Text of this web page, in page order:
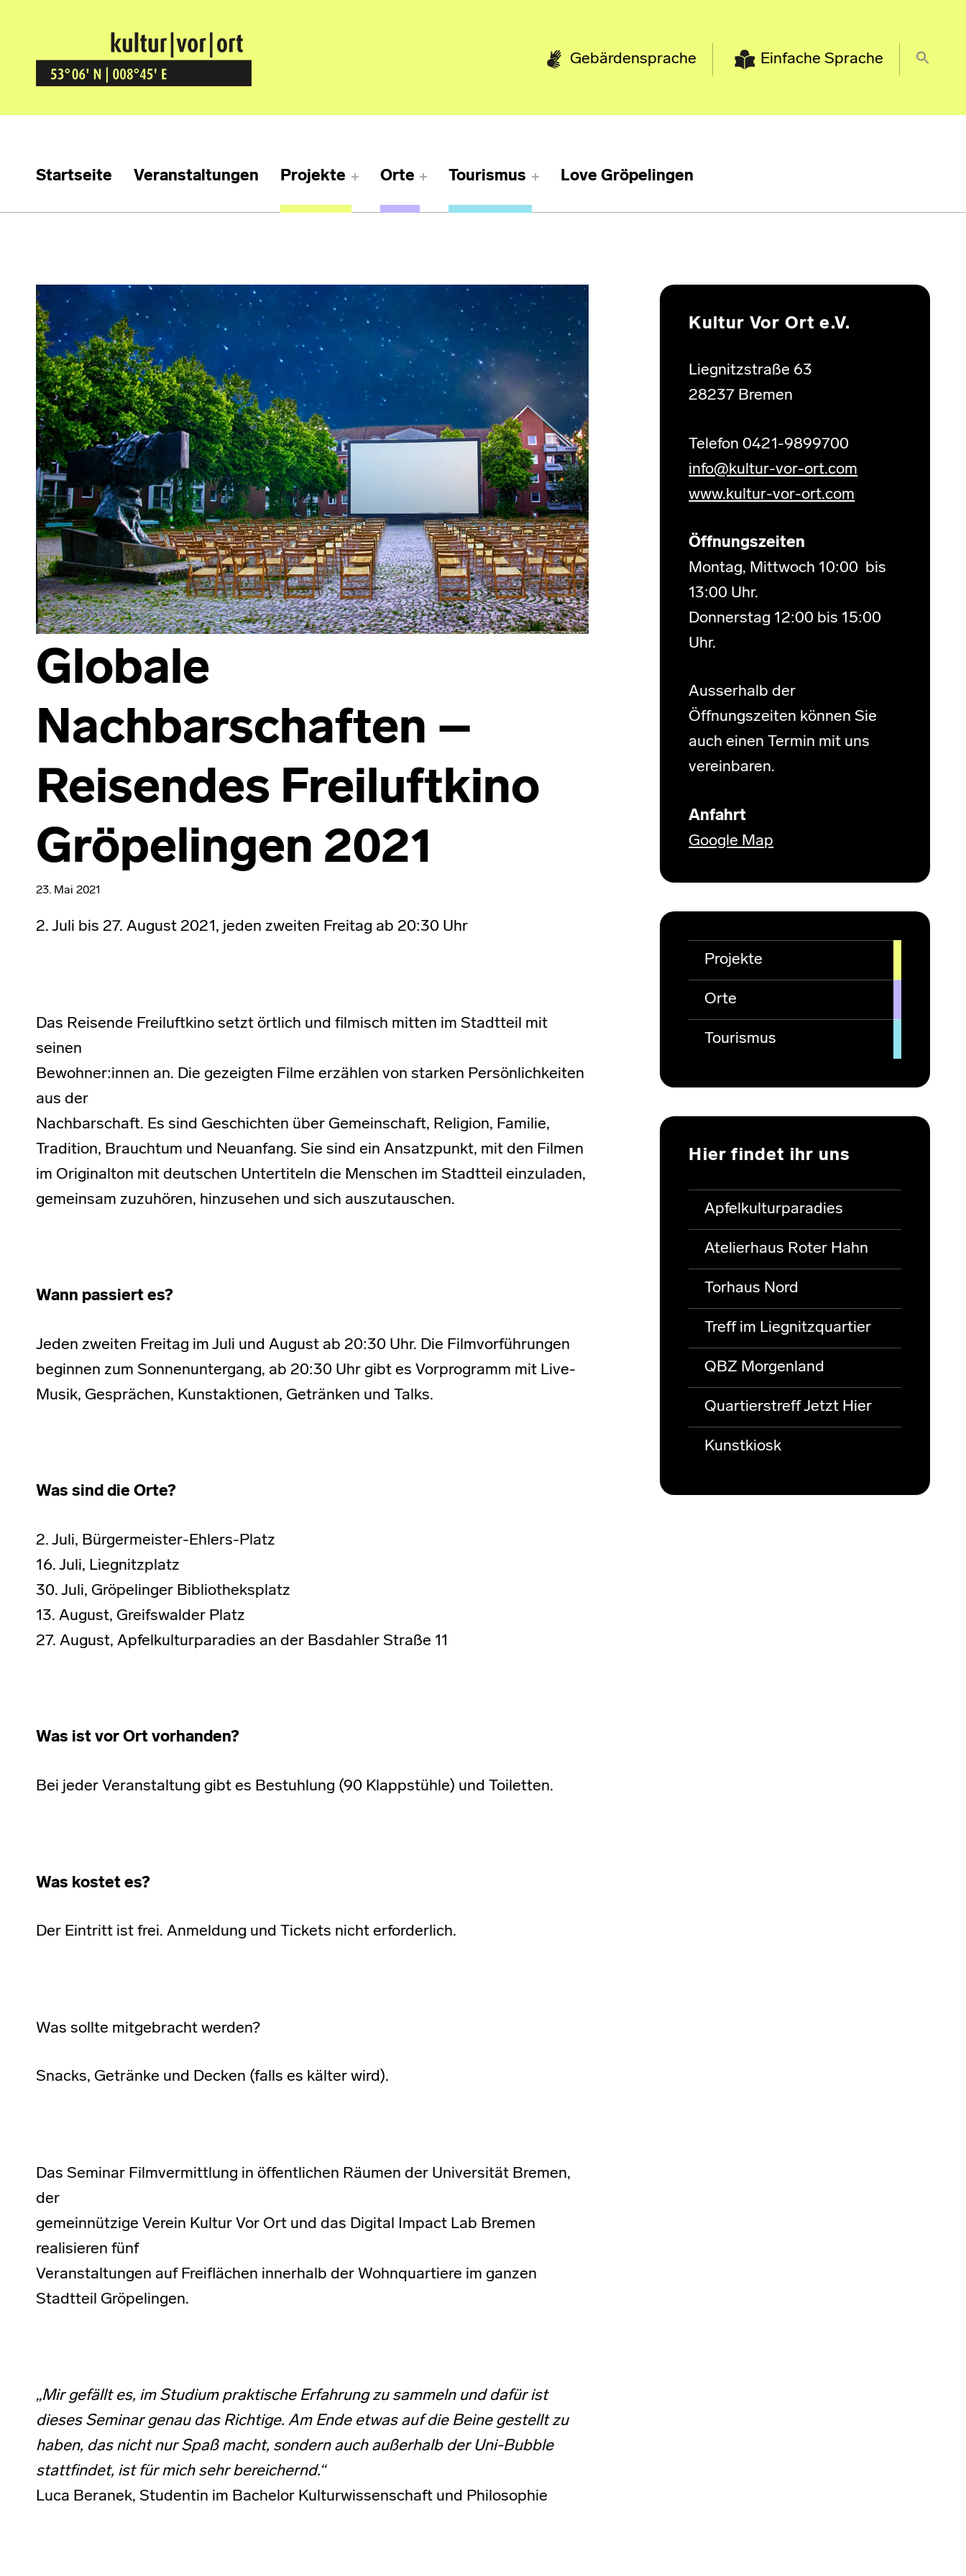
Kultur Vor Ort
BREMEN GRÖPELINGEN Gebärdensprache Einfache Sprache
Startseite Veranstaltungen Projekte Orte Tourismus Love Gröpelingen
Globale
Nachbarschaften –
Reisendes Freiluftkino
Gröpelingen 2021
23. Mai 2021
2. Juli bis 27. August 2021, jeden zweiten Freitag ab 20:30 Uhr
Das Reisende Freiluftkino setzt örtlich und filmisch mitten im Stadtteil mit
seinen
Bewohner:innen an. Die gezeigten Filme erzählen von starken Persönlichkeiten
aus der
Nachbarschaft. Es sind Geschichten über Gemeinschaft, Religion, Familie,
Tradition, Brauchtum und Neuanfang. Sie sind ein Ansatzpunkt, mit den Filmen
im Originalton mit deutschen Untertiteln die Menschen im Stadtteil einzuladen,
gemeinsam zuzuhören, hinzusehen und sich auszutauschen.
Wann passiert es?
Jeden zweiten Freitag im Juli und August ab 20:30 Uhr. Die Filmvorführungen
beginnen zum Sonnenuntergang, ab 20:30 Uhr gibt es Vorprogramm mit Live-
Musik, Gesprächen, Kunstaktionen, Getränken und Talks.
Was sind die Orte?
2. Juli, Bürgermeister-Ehlers-Platz
16. Juli, Liegnitzplatz
30. Juli, Gröpelinger Bibliotheksplatz
13. August, Greifswalder Platz
27. August, Apfelkulturparadies an der Basdahler Straße 11
Was ist vor Ort vorhanden?
Bei jeder Veranstaltung gibt es Bestuhlung (90 Klappstühle) und Toiletten.
Was kostet es?
Der Eintritt ist frei. Anmeldung und Tickets nicht erforderlich.
Was sollte mitgebracht werden?
Snacks, Getränke und Decken (falls es kälter wird).
Das Seminar Filmvermittlung in öffentlichen Räumen der Universität Bremen,
der
gemeinnützige Verein Kultur Vor Ort und das Digital Impact Lab Bremen
realisieren fünf
Veranstaltungen auf Freiflächen innerhalb der Wohnquartiere im ganzen
Stadtteil Gröpelingen.
„Mir gefällt es, im Studium praktische Erfahrung zu sammeln und dafür ist
dieses Seminar genau das Richtige. Am Ende etwas auf die Beine gestellt zu
haben, das nicht nur Spaß macht, sondern auch außerhalb der Uni-Bubble
stattfindet, ist für mich sehr bereichernd.“
Luca Beranek, Studentin im Bachelor Kulturwissenschaft und Philosophie
Kultur Vor Ort e.V.
Liegnitzstraße 63
28237 Bremen
Telefon 0421-9899700
info@kultur-vor-ort.com
www.kultur-vor-ort.com
Öffnungszeiten
Montag, Mittwoch 10:00 bis
13:00 Uhr.
Donnerstag 12:00 bis 15:00
Uhr.
Ausserhalb der
Öffnungszeiten können Sie
auch einen Termin mit uns
vereinbaren.
Anfahrt
Google Map
Projekte
Orte
Tourismus
Hier findet ihr uns
Apfelkulturparadies
Atelierhaus Roter Hahn
Torhaus Nord
Treff im Liegnitzquartier
QBZ Morgenland
Quartierstreff Jetzt Hier
Kunstkiosk